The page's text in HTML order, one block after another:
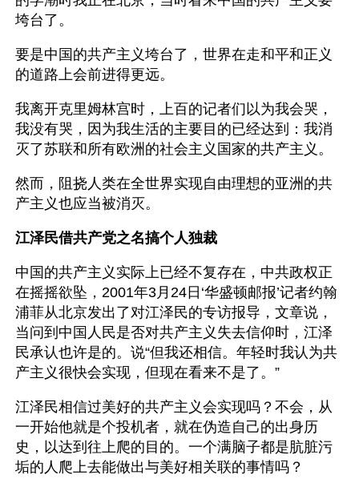
垮台了。
要是中国的共产主义垮台了，世界在走和平和正义
的道路上会前进得更远。
我离开克里姆林宫时，上百的记者们以为我会哭，
我没有哭，因为我生活的主要目的已经达到：我消
灭了苏联和所有欧洲的社会主义国家的共产主义。
然而，阻挠人类在全世界实现自由理想的亚洲的共
产主义也应当被消灭。
江泽民借共产党之名搞个人独裁
中国的共产主义实际上已经不复存在，中共政权正
在摇摇欲坠，2001年3月24日‘华盛顿邮报’记者约翰
浦菲从北京发出了对江泽民的专访报导，文章说，
当问到中国人民是否对共产主义失去信仰时，江泽
民承认也许是的。说“但我还相信。年轻时我认为共
产主义很快会实现，但现在看来不是了。”
江泽民相信过美好的共产主义会实现吗？不会，从
一开始他就是个投机者，就在伪造自己的出身历
史，以达到往上爬的目的。一个满脑子都是肮脏污
垢的人爬上去能做出与美好相关联的事情吗？